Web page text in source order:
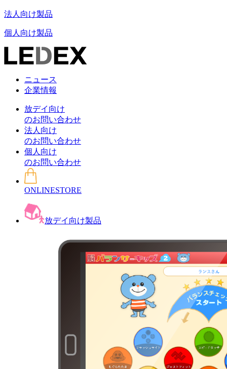
法人向け製品
個人向け製品
ニュース
企業情報
放デイ向け
のお問い合わせ
法人向け
のお問い合わせ
個人向け
のお問い合わせ
ONLINESTORE
放デイ向け製品